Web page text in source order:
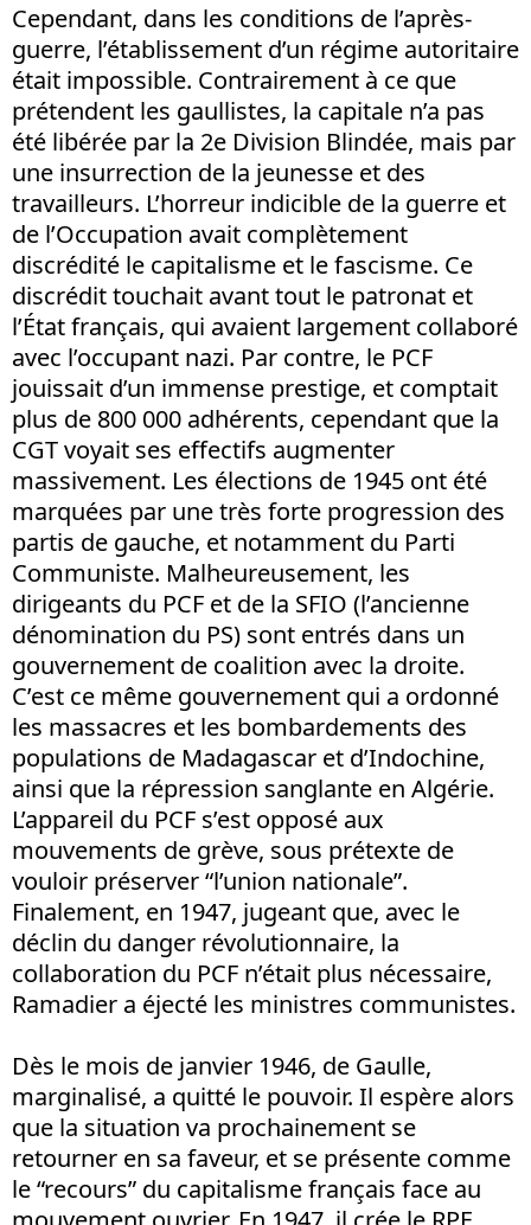
Cependant, dans les conditions de l’après-
guerre, l’établissement d’un régime autoritaire
était impossible. Contrairement à ce que
prétendent les gaullistes, la capitale n’a pas
été libérée par la 2e Division Blindée, mais par
une insurrection de la jeunesse et des
travailleurs. L’horreur indicible de la guerre et
de l’Occupation avait complètement
discrédité le capitalisme et le fascisme. Ce
discrédit touchait avant tout le patronat et
l’État français, qui avaient largement collaboré
avec l’occupant nazi. Par contre, le PCF
jouissait d’un immense prestige, et comptait
plus de 800 000 adhérents, cependant que la
CGT voyait ses effectifs augmenter
massivement. Les élections de 1945 ont été
marquées par une très forte progression des
partis de gauche, et notamment du Parti
Communiste. Malheureusement, les
dirigeants du PCF et de la SFIO (l’ancienne
dénomination du PS) sont entrés dans un
gouvernement de coalition avec la droite.
C’est ce même gouvernement qui a ordonné
les massacres et les bombardements des
populations de Madagascar et d’Indochine,
ainsi que la répression sanglante en Algérie.
L’appareil du PCF s’est opposé aux
mouvements de grève, sous prétexte de
vouloir préserver “l’union nationale”.
Finalement, en 1947, jugeant que, avec le
déclin du danger révolutionnaire, la
collaboration du PCF n’était plus nécessaire,
Ramadier a éjecté les ministres communistes.
Dès le mois de janvier 1946, de Gaulle,
marginalisé, a quitté le pouvoir. Il espère alors
que la situation va prochainement se
retourner en sa faveur, et se présente comme
le “recours” du capitalisme français face au